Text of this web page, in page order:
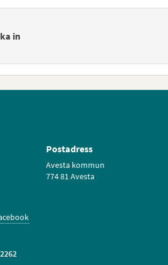
in
Postadress
Avesta kommun
774 81 Avesta